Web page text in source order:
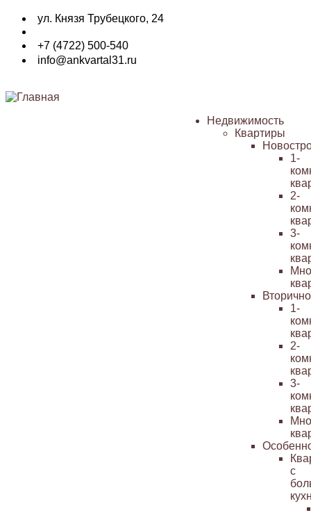
Перейти
основному
содержанию
ул. Князя Трубецкого, 24
+7 (4722) 500-540
info@ankvartal31.ru
Основная
Недвижимость
Квартиры
1-
2-
3-
1-
2-
3-
с